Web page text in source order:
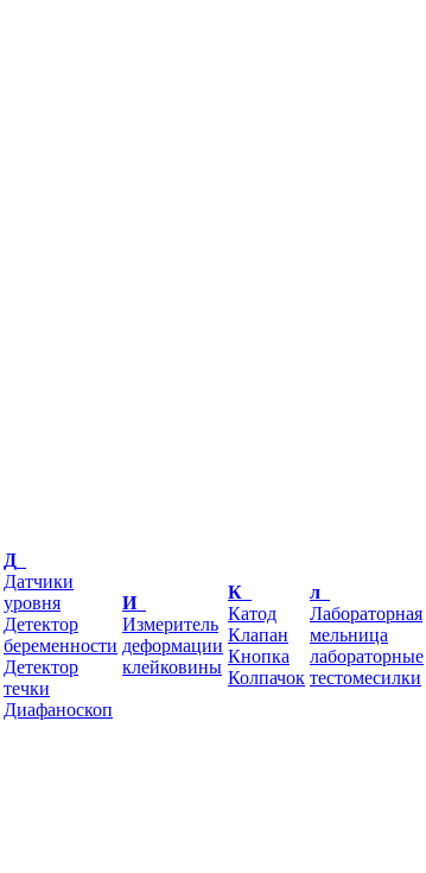
Д
Датчики
уровня
Детектор
беременности
Детектор
течки
Диафаноскоп
И
Измеритель
деформации
клейковины
К
Катод
Клапан
Кнопка
Колпачок
л
Лабораторная
мельница
лабораторные
тестомесилки